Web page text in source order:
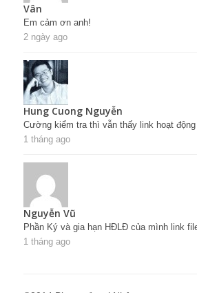
Vân
Em cảm ơn anh!
2 ngày ago
Hung Cuong Nguyễn
Cường kiểm tra thì vẫn thấy link hoạt động
1 tháng ago
Nguyễn Vũ
Phần Ký và gia hạn HĐLĐ của mình link
1 tháng ago